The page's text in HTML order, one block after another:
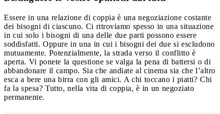
Essere in una relazione di coppia è una negoziazione costante
dei bisogni di ciascuno. Ci ritroviamo spesso in una situazione
in cui solo i bisogni di una delle due parti possono essere
soddisfatti. Oppure in una in cui i bisogni dei due si escludono
mutuamente. Potenzialmente, la strada verso il conflitto è
aperta. Vi ponete la questione se valga la pena di battersi o di
abbandonare il campo. Sia che andiate al cinema sia che l’altro
esca a bere una birra con gli amici. A chi toccano i piatti? Chi
fa la spesa? Tutto, nella vita di coppia, è in un negoziato
permanente.